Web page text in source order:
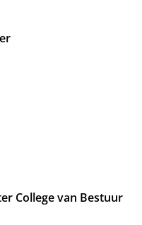
College van Bestuur